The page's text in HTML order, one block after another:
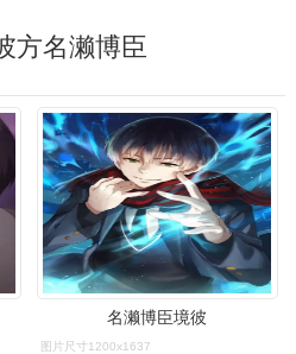
方名濑博臣
名濑博臣境彼
图片尺寸1200x1637